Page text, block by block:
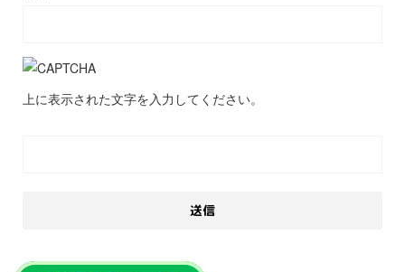
上に表示された文字を入力してください。